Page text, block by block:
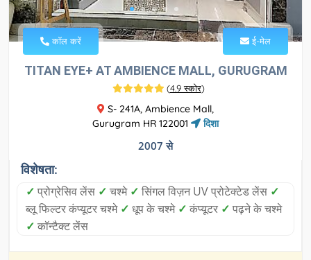
कॉल करें ई-मेल
TITAN EYE+ AT AMBIENCE MALL, GURUGRAM
(4.9 स्कोर)
S- 241A, Ambience Mall,
Gurugram HR 122001
दिशा
2007 से
विशेषता:
✓ प्रोग्रेसिव लेंस ✓ चश्मे ✓ सिंगल विज़न UV प्रोटेक्टेड लेंस ✓
ब्लू फिल्टर कंप्यूटर चश्मे ✓ धूप के चश्मे ✓ कंप्यूटर ✓ पढ़ने के चश्मे
✓ कॉन्टैक्ट लेंस